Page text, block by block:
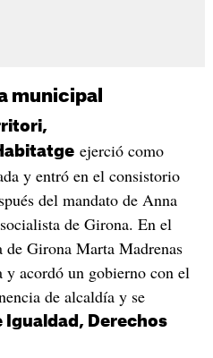
municipal
ejerció como
y entró en el consistorio
del mandato de Anna
de Girona. En el
de Girona Marta Madrenas
acordó un gobierno con el
de alcaldía y se
Igualdad, Derechos